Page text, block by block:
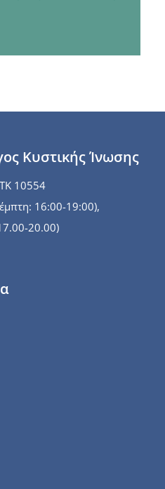
Κυστικής Ίνωσης
10554
16:00-19:00),
20.00)